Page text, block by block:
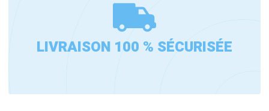
LIVRAISON 100 % SÉCURISÉE